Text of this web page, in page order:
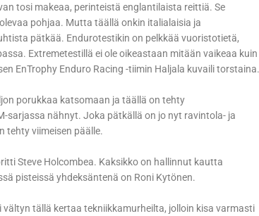
tosi makeaa, perinteistä englantilaista reittiä. Se
pohjaa. Mutta täällä onkin italialaisia ja
pätkää. Endurotestikin on pelkkää vuoristotietä,
Extremetestillä ei ole oikeastaan mitään vaikeaa kuin
EnTrophy Enduro Racing -tiimin Haljala kuvaili torstaina.
porukkaa katsomaan ja täällä on tehty
sarjassa nähnyt. Joka pätkällä on jo nyt ravintola- ja
tehty viimeisen päälle.
Steve Holcombea. Kaksikko on hallinnut kautta
pisteissä yhdeksäntenä on Roni Kytönen.
tällä kertaa tekniikkamurheilta, jolloin kisa varmasti